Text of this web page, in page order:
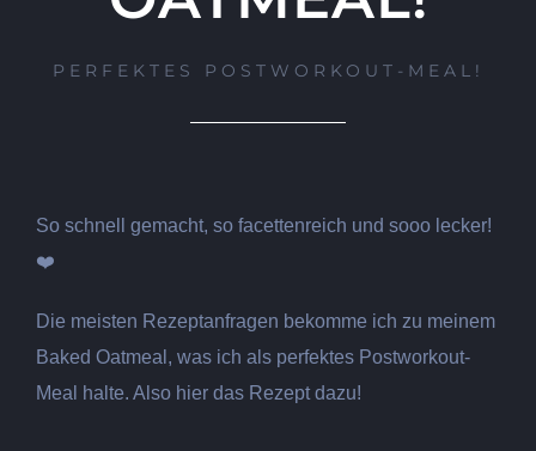
PERFEKTES POSTWORKOUT-MEAL!
So schnell gemacht, so facettenreich und sooo lecker!
❤️
Die meisten Rezeptanfragen bekomme ich zu meinem
Baked Oatmeal, was ich als perfektes Postworkout-
Meal halte. Also hier das Rezept dazu!